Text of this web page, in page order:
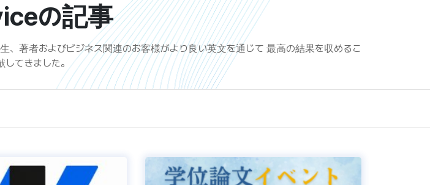
の記事
著者およびビジネス関連のお客様がより良い英文を通じて 最高の結果を収めるこ
してきました。